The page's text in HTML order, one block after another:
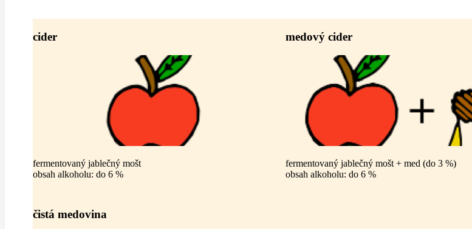
cider
fermentovaný jablečný mošt
obsah alkoholu: do 6 %
medový cider
fermentovaný jablečný mošt + med (do 3 %)
obsah alkoholu: do 6 %
čistá medovina